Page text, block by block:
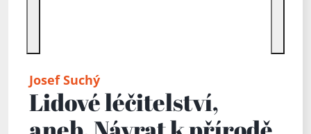
Josef Suchý
Lidové léčitelství,